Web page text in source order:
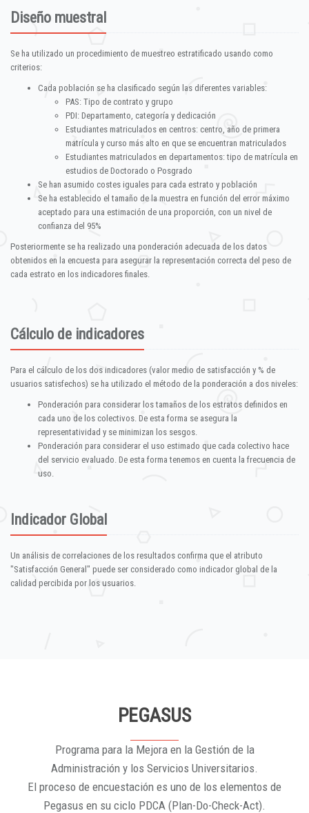
Diseño muestral
Se ha utilizado un procedimiento de muestreo estratificado usando como
criterios:
Cada población se ha clasificado según las diferentes variables:
PAS: Tipo de contrato y grupo
PDI: Departamento, categoría y dedicación
Estudiantes matriculados en centros: centro, año de primera
matrícula y curso más alto en que se encuentran matriculados
Estudiantes matriculados en departamentos: tipo de matrícula en
estudios de Doctorado o Posgrado
Se han asumido costes iguales para cada estrato y población
Se ha establecido el tamaño de la muestra en función del error máximo
aceptado para una estimación de una proporción, con un nivel de
confianza del 95%
Posteriormente se ha realizado una ponderación adecuada de los datos
obtenidos en la encuesta para asegurar la representación correcta del peso de
cada estrato en los indicadores finales.
Cálculo de indicadores
Para el cálculo de los dos indicadores (valor medio de satisfacción y % de
usuarios satisfechos) se ha utilizado el método de la ponderación a dos niveles:
Ponderación para considerar los tamaños de los estratos definidos en
cada uno de los colectivos. De esta forma se asegura la
representatividad y se minimizan los sesgos.
Ponderación para considerar el uso estimado que cada colectivo hace
del servicio evaluado. De esta forma tenemos en cuenta la frecuencia de
uso.
Indicador Global
Un análisis de correlaciones de los resultados confirma que el atributo
"Satisfacción General" puede ser considerado como indicador global de la
calidad percibida por los usuarios.
PEGASUS
Programa para la Mejora en la Gestión de la
Administración y los Servicios Universitarios.
El proceso de encuestación es uno de los elementos de
Pegasus en su ciclo PDCA (Plan-Do-Check-Act).